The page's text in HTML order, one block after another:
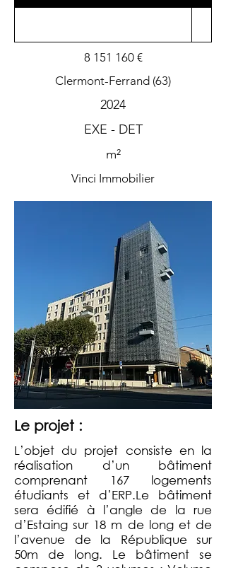
8 151 160€
Clermont-Ferrand (63)
2024
EXE - DET
m²
Vinci Immobilier
Le projet :
L’objet du projet consiste en la
réalisation d’un bâtiment
comprenant 167 logements
étudiants et d’ERP.Le bâtiment
sera édifié à l’angle de la rue
d’Estaing sur 18 m de long et de
l’avenue de la République sur
50m de long. Le bâtiment se